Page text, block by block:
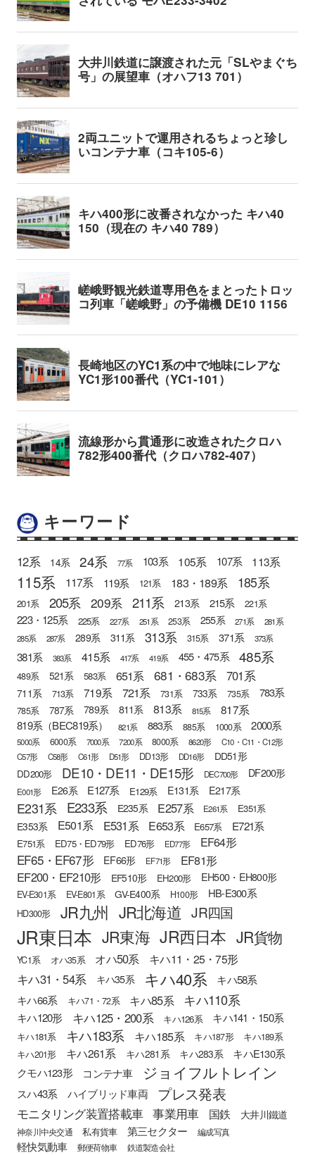
キーワード
12系 14系 24系 77系 103系 105系 107系 113系
115系 117系 119系 121系 183・189系 185系
201系 205系 209系 211系 213系 215系 221系
223・125系 225系 227系 251系 253系 255系 271系
281系
285系
287系 289系 311系 313系 315系 371系 373系
381系 383系 415系 417系 419系 455・475系 485系
489系 521系 583系 651系 681・683系 701系
711系 713系 719系 721系 731系 733系 735系 783系
785系 787系 789系 811系 813系 815系 817系
819系（BEC819系） 821系 883系 885系 1000系 2000系
5000系 6000系 7000系 7200系 8000系 8620形
C10・C11・C12形
C57形
C58形 C61形 D51形 DD13形 DD16形 DD51形
DD200形 DE10・DE11・DE15形 DEC700形 DF200形
E001形 E26系 E127系 E129系 E131系 E217系
E231系 E233系 E235系 E257系 E261系 E351系
E353系 E501系 E531系 E653系 E657系 E721系
E751系 ED75・ED79形 ED76形 ED77形 EF64形
EF65・EF67形 EF66形 EF71形
EF81形
EF200・EF210形
EF510形 EH200形 EH500・EH800形
EV-E301系 EV-E801系 GV-E400系 H100形 HB-E300系
HD300形 JR九州 JR北海道 JR四国
JR東日本 JR東海 JR西日本 JR貨物
YC1系 オハ35系 オハ50系 キハ11・25・75形
キハ31・54系 キハ35系 キハ40系 キハ58系
キハ66系 キハ71・72系 キハ85系 キハ110系
キハ120形 キハ125・200系 キハ126系 キハ141・150系
キハ181系 キハ183系 キハ185系 キハ187形
キハ189系
キハ201形
キハ261系 キハ281系 キハ283系
キハE130系
クモハ123形
コンテナ車 ジョイフルトレイン
スハ43系 ハイブリッド車両 プレス発表
モニタリング装置搭載車 事業用車 国鉄 大井川鐵道
神奈川中央交通 私有貨車 第三セクター 編成写真
軽快気動車 郵便荷物車 鉄道製造会社